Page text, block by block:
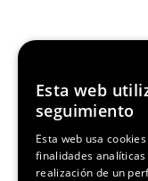
Esta web
seguimiento
Esta web usa
finalidades
realización de un